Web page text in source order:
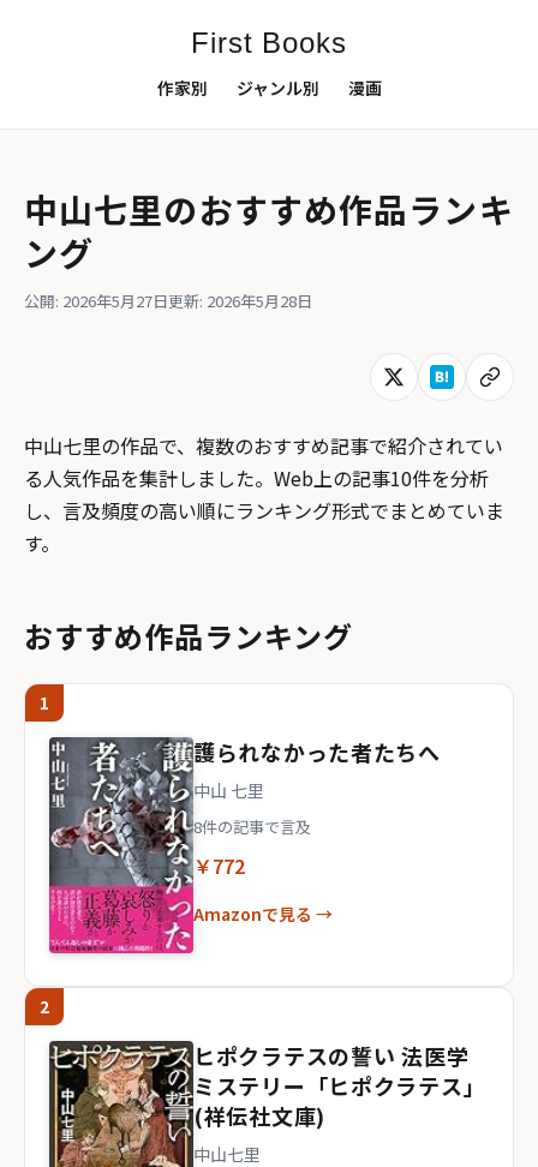
First Books
作家別 ジャンル別 漫画
中山七里のおすすめ作品ランキ
ング
公開: 2026年5月27日更新: 2026年5月28日
中山七里の作品で、複数のおすすめ記事で紹介されてい
る人気作品を集計しました。Web上の記事10件を分析
し、言及頻度の高い順にランキング形式でまとめていま
す。
おすすめ作品ランキング
1
護られなかった者たちへ
中山 七里
8件の記事で言及
￥772
Amazonで見る →
2
ヒポクラテスの誓い 法医学
ミステリー「ヒポクラテス」
(祥伝社文庫)
中山七里